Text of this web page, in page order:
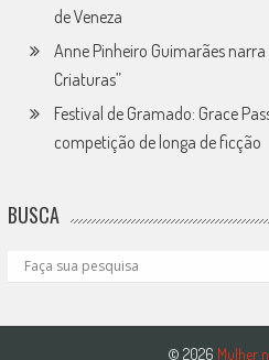
de Veneza
Anne Pinheiro Guimarães
Criaturas”
Festival de Gramado: Grace
competição de longa de ficção
BUSCA
© 2026 Mulher